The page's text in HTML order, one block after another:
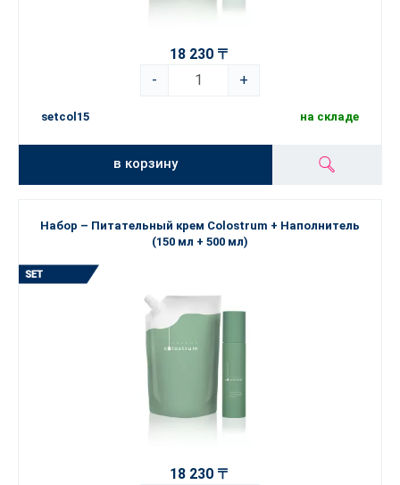
18 230 〒
-
+
setcol15 на складе
в корзину
Набор – Питательный крем Colostrum + Наполнитель
(150 мл + 500 мл)
18 230 〒